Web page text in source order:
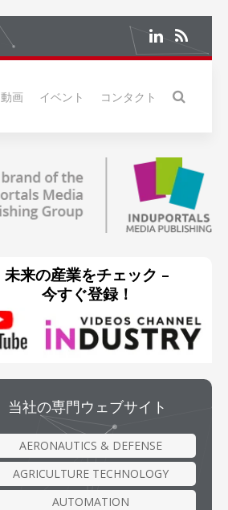
動画 イベント コンタクト
未来の産業をチェック –
今すぐ登録！
当社の専門ウェブサイト
AERONAUTICS & DEFENSE
AGRICULTURE TECHNOLOGY
AUTOMATION